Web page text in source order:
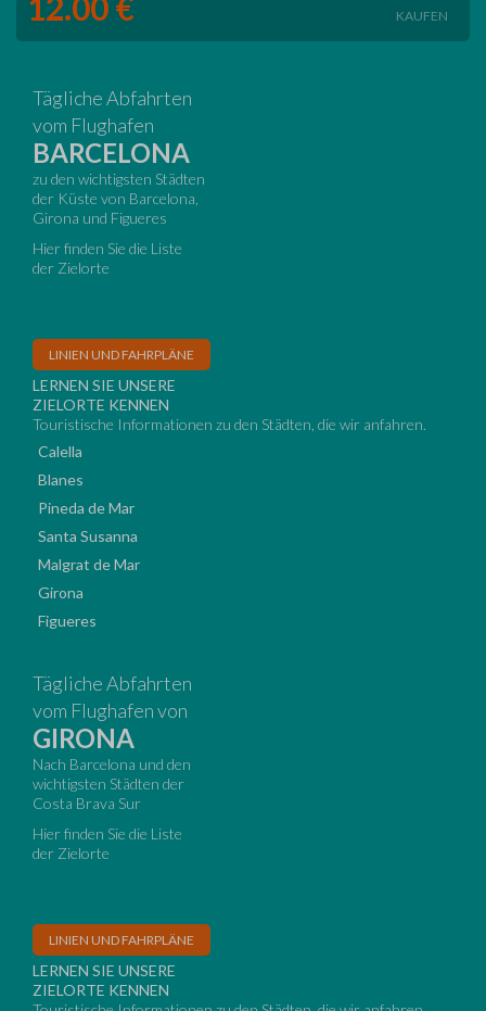
KAUFEN
Tägliche Abfahrten
vom Flughafen
BARCELONA
zu den wichtigsten Städten
der Küste von Barcelona,
Girona und Figueres
Hier finden Sie die Liste
der Zielorte
LINIEN UND FAHRPLÄNE
LERNEN SIE UNSERE
ZIELORTE KENNEN
Touristische Informationen zu den Städten, die wir anfahren.
Calella
Blanes
Pineda de Mar
Santa Susanna
Malgrat de Mar
Girona
Figueres
Tägliche Abfahrten
vom Flughafen von
GIRONA
Nach Barcelona und den
wichtigsten Städten der
Costa Brava Sur
Hier finden Sie die Liste
der Zielorte
LINIEN UND FAHRPLÄNE
LERNEN SIE UNSERE
ZIELORTE KENNEN